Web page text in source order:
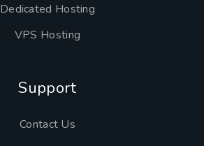
Dedicated Hosting
VPS Hosting
Support
Contact Us